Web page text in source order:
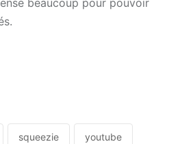
beaucoup pour pouvoir
squeezie youtube